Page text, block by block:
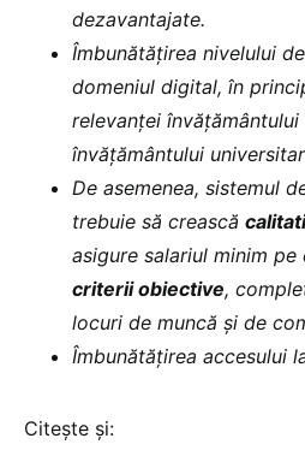
dezavantajate.
Îmbunătățirea nivelului
domeniul digital, în
relevanței
învățământului
De asemenea, sistemul
trebuie să crească
asigure salariul minim
criterii obiective,
locuri de muncă și de
Îmbunătățirea accesului
Citește și: